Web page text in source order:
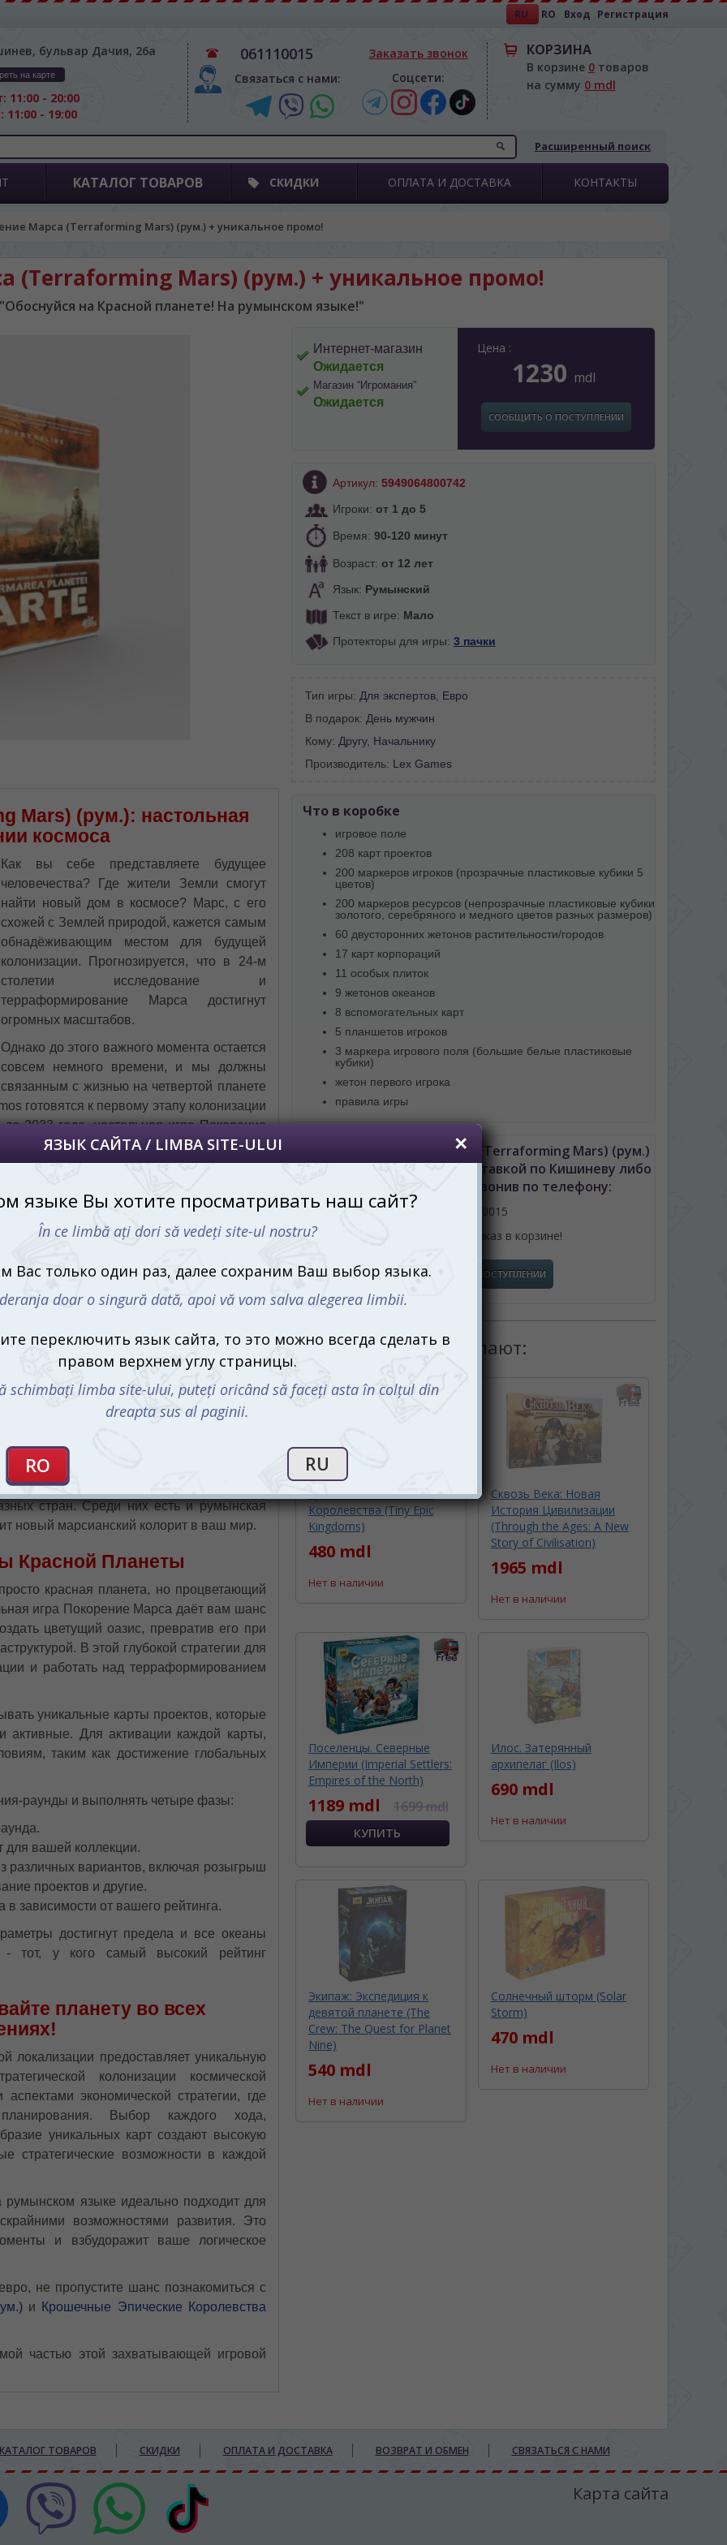
RU RO Вход Регистрация
бульвар Дачия, 26а
на карте
11:00 - 20:00
11:00 - 19:00
061110015
Связаться с нами:
Заказать звонок
Соцсети:
КОРЗИНА
В корзине 0товаров
на сумму 0 mdl
Расширенный поиск
КАТАЛОГ ТОВАРОВ СКИДКИ ОПЛАТА И ДОСТАВКА КОНТАКТЫ
Марса (Terraforming Mars) (рум.) + уникальное промо!
(Terraforming Mars) (рум.) + уникальное промо!
"Обоснуйся на Красной планете! На румынском языке!"
Mars) (рум.): настольная
космоса
Как вы себе представляете будущее
человечества? Где жители Земли смогут
найти новый дом в космосе? Марс, с его
схожей с Землей природой, кажется самым
обнадёживающим местом для будущей
колонизации. Прогнозируется, что в 24-м
столетии исследование и
терраформирование Марса достигнут
огромных масштабов.
Однако до этого важного момента остается
совсем немного времени, и мы должны
с жизнью на четвертой планете
готовятся к первому этапу колонизации
2033 года, настольная игра Покорение
потренироваться в освоении
Марса?
которая завоевала сердца геймеров
в особом представлении.
игра Покорение Марса занимает высокое
среди лучших стратегий. С 2016 по 2020
и номинаций, включая:
Game Winner;
Winner;
стран. Среди них есть и румынская
новый марсианский колорит в ваш мир.
Красной Планеты
красная планета, но процветающий
игра Покорение Марса даёт вам шанс
цветущий оазис, превратив его при
В этой глубокой стратегии для
и работать над терраформированием
уникальные карты проектов, которые
активные. Для активации каждой карты,
таким как достижение глобальных
раунды и выполнять четыре фазы:
для вашей коллекции.
различных вариантов, включая розыгрыш
проектов и другие.
в зависимости от вашего рейтинга.
достигнут предела и все океаны
тот, у кого самый высокий рейтинг
планету во всех
локализации предоставляет уникальную
колонизации космической
экономической стратегии, где
Выбор каждого хода,
уникальных карт создают высокую
стратегические возможности в каждой
языке идеально подходит для
возможностями развития. Это
и взбудоражит ваше логическое
не пропустите шанс познакомиться с
и
Крошечные Эпические Королевства
частью этой захватывающей игровой
Цена :
1230 mdl
СООБЩИТЬ О ПОСТУПЛЕНИИ
Интернет-магазин
Ожидается
Магазин “Игромания”
Ожидается
Артикул: 5949064800742
Игроки: от 1 до 5
Время: 90-120 минут
Возраст: от 12 лет
Язык: Румынский
Текст в игре: Мало
Протекторы для игры: 3 пачки
Тип игры: Для экспертов, Евро
В подарок: День мужчин
Кому: Другу, Начальнику
Производитель: Lex Games
Что в коробке
игровое поле
208 карт проектов
200 маркеров игроков (прозрачные пластиковые кубики 5
цветов)
200 маркеров ресурсов (непрозрачные пластиковые кубики
золотого, серебряного и медного цветов разных размеров)
60 двусторонних жетонов растительности/городов
17 карт корпораций
11 особых плиток
9 жетонов океанов
8 вспомогательных карт
5 планшетов игроков
3 маркера игрового поля (большие белые пластиковые
кубики)
жетон первого игрока
правила игры
Купить Покорение Марса (Terraforming Mars) (рум.)
+ уникальное промо! с доставкой по Кишиневу либо
Молдове можно позвонив по телефону:
061110015
или оформив заказ в корзине!
СООБЩИТЬ О ПОСТУПЛЕНИИ
С этим товаром покупают:
Крошечные Эпические
Королевства (Tiny Epic
Kingdoms)
480 mdl
Нет в наличии
Сквозь Века: Новая
История Цивилизации
(Through the Ages: A New
Story of Civilisation)
1965 mdl
Нет в наличии
Поселенцы. Северные
Империи (Imperial Settlers:
Empires of the North)
1189 mdl 1699 mdl
Илос. Затерянный
архипелаг (Ilos)
690 mdl
Нет в наличии
Экипаж: Экспедиция к
девятой планете (The
Crew: The Quest for Planet
Nine)
540 mdl
Нет в наличии
Солнечный шторм (Solar
Storm)
470 mdl
Нет в наличии
КАТАЛОГ ТОВАРОВ СКИДКИ ОПЛАТА И ДОСТАВКА ВОЗВРАТ И ОБМЕН СВЯЗАТЬСЯ С НАМИ
Карта сайта
site-ul nostru?
сохраним Ваш выбор языка.
apoi vă vom salva alegerea limbii.
то это можно всегда сделать в
страницы.
oricând să faceți asta în colțul din
al paginii.